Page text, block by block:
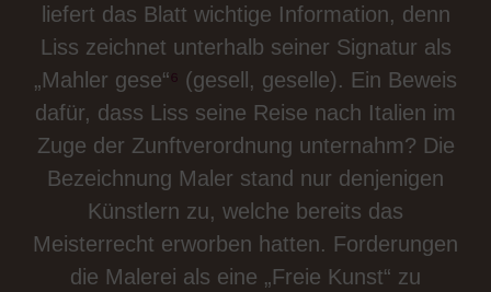
liefert das Blatt wichtige Information, denn
Liss zeichnet unterhalb seiner Signatur als
„Mahler gese“⁶ (gesell, geselle). Ein Beweis
dafür, dass Liss seine Reise nach Italien im
Zuge der Zunftverordnung unternahm? Die
Bezeichnung Maler stand nur denjenigen
Künstlern zu, welche bereits das
Meisterrecht erworben hatten. Forderungen
die Malerei als eine „Freie Kunst“ zu